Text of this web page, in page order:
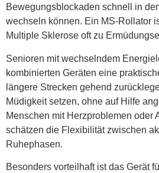
Bewegungsblockaden schnell in
wechseln können. Ein MS-Rollator
Multiple Sklerose oft zu
Senioren mit wechselndem
kombinierten Geräten eine
längere Strecken gehend
Müdigkeit setzen, ohne auf Hilfe
Menschen mit Herzproblemen oder
schätzen die Flexibilität zwischen
Ruhephasen.
Besonders vorteilhaft ist das Gerät